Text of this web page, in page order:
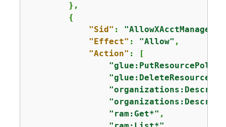
        },
{
"Sid" :
"Effect" : "Allow" ,
"Action" : [
"ram:Get*" ,